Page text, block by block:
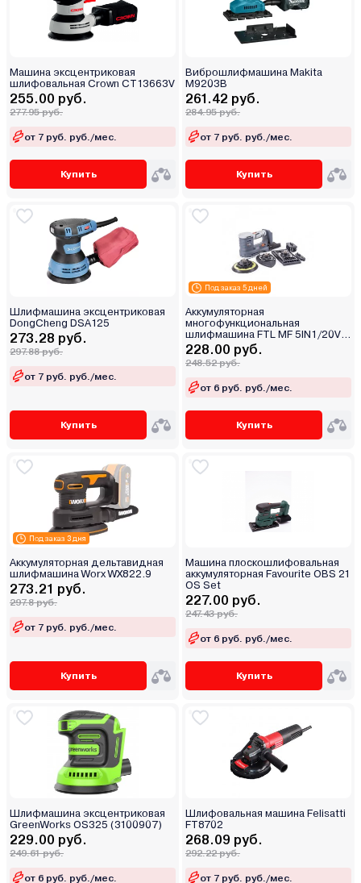
Машина эксцентриковая
шлифовальная Crown CT13663V
255.00 руб.
277.95 руб.
от 7 руб. руб./мес.
Купить
Виброшлифмашина Makita
M9203B
261.42 руб.
284.95 руб.
от 7 руб. руб./мес.
Купить
Шлифмашина эксцентриковая
DongCheng DSA125
273.28 руб.
297.88 руб.
от 7 руб. руб./мес.
Купить
Под заказ 5 дней
Аккумуляторная
многофункциональная
шлифмашина FTL MF 5IN1/20V
EVO
228.00 руб.
248.52 руб.
от 6 руб. руб./мес.
Купить
Под заказ 3 дня
Аккумуляторная дельтавидная
шлифмашина Worx WX822.9
273.21 руб.
297.8 руб.
от 7 руб. руб./мес.
Купить
Машина плоскошлифовальная
аккумуляторная Favourite OBS 21
OS Set
227.00 руб.
247.43 руб.
от 6 руб. руб./мес.
Купить
Шлифмашина эксцентриковая
GreenWorks OS325 (3100907)
229.00 руб.
249.61 руб.
от 6 руб. руб./мес.
Шлифовальная машина Felisatti
FT8702
268.09 руб.
292.22 руб.
от 7 руб. руб./мес.